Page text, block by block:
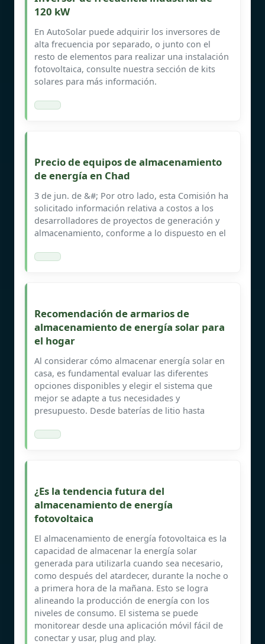
120 kW
En AutoSolar puede adquirir los inversores de
alta frecuencia por separado, o junto con el
resto de elementos para realizar una instalación
fotovoltaica, consulte nuestra sección de kits
solares para más información.
Precio de equipos de almacenamiento
de energía en Chad
3 de jun. de &#; Por otro lado, esta Comisión ha
solicitado información relativa a costos a los
desarrolladores de proyectos de generación y
almacenamiento, conforme a lo dispuesto en el
Recomendación de armarios de
almacenamiento de energía solar para
el hogar
Al considerar cómo almacenar energía solar en
casa, es fundamental evaluar las diferentes
opciones disponibles y elegir el sistema que
mejor se adapte a tus necesidades y
presupuesto. Desde baterías de litio hasta
¿Es la tendencia futura del
almacenamiento de energía
fotovoltaica
El almacenamiento de energía fotovoltaica es la
capacidad de almacenar la energía solar
generada para utilizarla cuando sea necesario,
como después del atardecer, durante la noche o
a primera hora de la mañana. Esto se logra
alineando la producción de energía con los
niveles de consumo. El sistema se puede
monitorear desde una aplicación móvil fácil de
conectar y usar, plug and play.